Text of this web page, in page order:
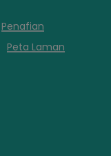
Penafian
Peta Laman